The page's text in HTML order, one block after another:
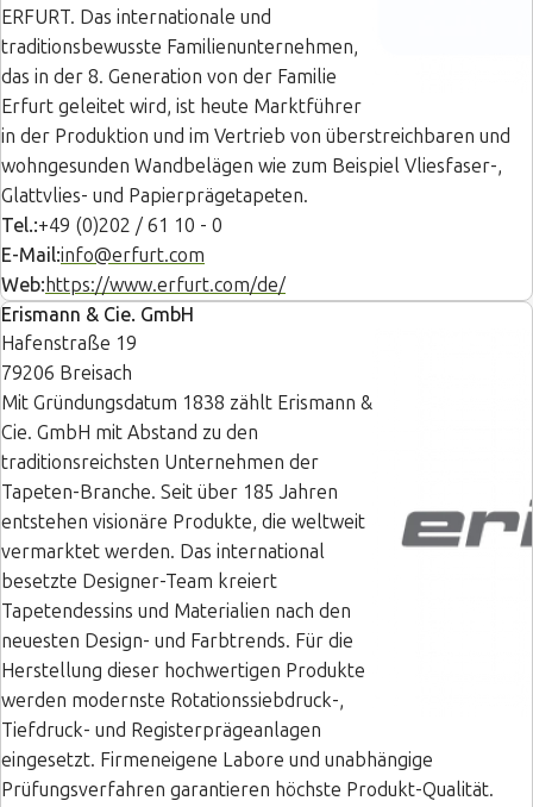
ERFURT. Das internationale und
traditionsbewusste Familienunternehmen,
das in der 8. Generation von der Familie
Erfurt geleitet wird, ist heute Marktführer
in der Produktion und im Vertrieb von überstreichbaren und
wohngesunden Wandbelägen wie zum Beispiel Vliesfaser-,
Glattvlies- und Papierprägetapeten.
Tel.:+49 (0)202 / 61 10 - 0
E-Mail:info@erfurt.com
Web: https://www.erfurt.com/de/
Erismann & Cie. GmbH
Hafenstraße 19
79206 Breisach
Mit Gründungsdatum 1838 zählt Erismann &
Cie. GmbH mit Abstand zu den
traditionsreichsten Unternehmen der
Tapeten-Branche. Seit über 185 Jahren
entstehen visionäre Produkte, die weltweit
vermarktet werden. Das international
besetzte Designer-Team kreiert
Tapetendessins und Materialien nach den
neuesten Design- und Farbtrends. Für die
Herstellung dieser hochwertigen Produkte
werden modernste Rotationssiebdruck-,
Tiefdruck- und Registerprägeanlagen
eingesetzt. Firmeneigene Labore und unabhängige
Prüfungsverfahren garantieren höchste Produkt-Qualität.